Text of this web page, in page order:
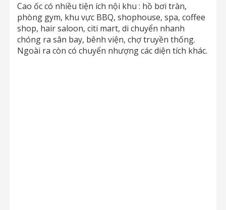
Cao ốc có nhiều tiện ích nội khu : hồ bơi tràn,
phòng gym, khu vực BBQ, shophouse, spa, coffee
shop, hair saloon, citi mart, di chuyển nhanh
chóng ra sân bay, bênh viện, chợ truyền thống.
Ngoài ra còn có chuyển nhượng các diện tích khác.